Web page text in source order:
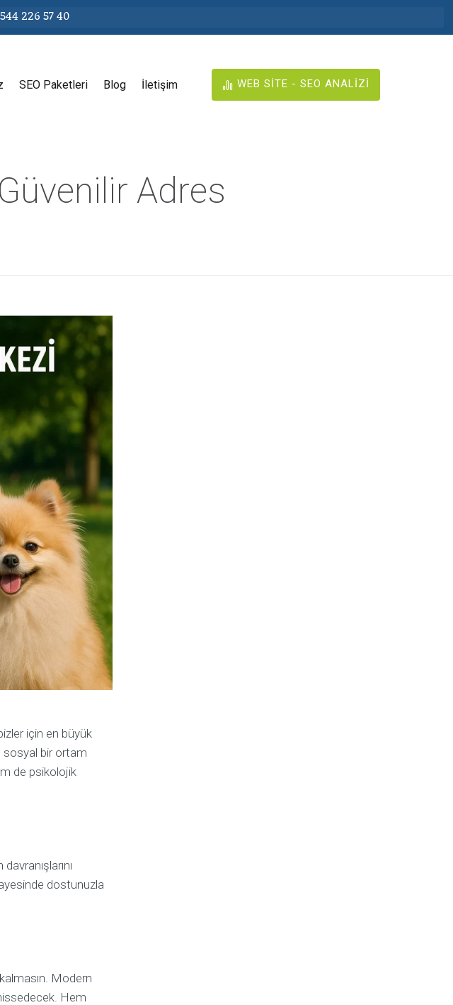
226 57 40
SEO Paketleri Blog İletişim WEB SİTE - SEO ANALİZİ
Adres
için en büyük
, sosyal bir ortam
de psikolojik
dostunuzla
Modern
Hem